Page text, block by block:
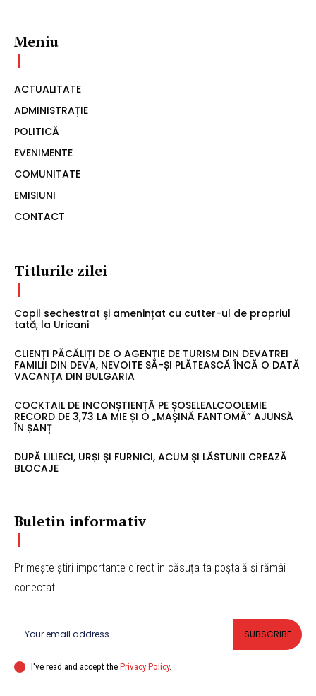
Meniu
ACTUALITATE
ADMINISTRAȚIE
POLITICĂ
EVENIMENTE
COMUNITATE
EMISIUNI
CONTACT
Titlurile zilei
Copil sechestrat și amenințat cu cutter-ul de propriul
tată, la Uricani
CLIENȚI PĂCĂLIȚI DE O AGENȚIE DE TURISM DIN DEVATREI
FAMILII DIN DEVA, NEVOITE SĂ-ȘI PLĂTEASCĂ ÎNCĂ O DATĂ
VACANȚA DIN BULGARIA
COCKTAIL DE INCONȘTIENȚĂ PE ȘOSELEALCOOLEMIE
RECORD DE 3,73 LA MIE ȘI O „MAȘINĂ FANTOMĂ” AJUNSĂ
ÎN ȘANȚ
DUPĂ LILIECI, URȘI ȘI FURNICI, ACUM ȘI LĂSTUNII CREAZĂ
BLOCAJE
Buletin informativ
Primește știri importante direct în căsuța ta poștală și rămâi
conectat!
SUBSCRIBE
I've read and accept the Privacy Policy.